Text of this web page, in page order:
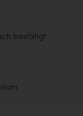
bestätigt